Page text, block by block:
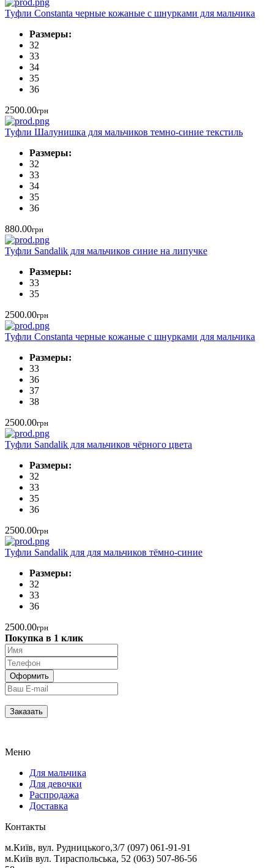
Туфли Constanta черные кожаные с шнурками для мальчика
Размеры:
32
33
34
35
36
2500.00грн
Туфли Шалунишка для мальчиков темно-синие текстиль
Размеры:
32
33
34
35
36
880.00грн
Туфли Sandalik для мальчиков синие на липучке
Размеры:
33
35
2500.00грн
Туфли Constanta черные кожаные с шнурками для мальчика
Размеры:
33
36
37
38
2500.00грн
Туфли Sandalik для мальчиков чёрного цвета
Размеры:
32
33
35
36
2500.00грн
Туфли Sandalik для для мальчиков тёмно-синие
Размеры:
32
33
36
2500.00грн
Покупка в 1 клик
Меню
Для мальчика
Для девочки
Распродажа
Доставка
Контакты
м.Київ, вул. Рудницького,3/7 (097) 061-91-91
м.Київ вул. Тираспольська, 52 (063) 507-86-56